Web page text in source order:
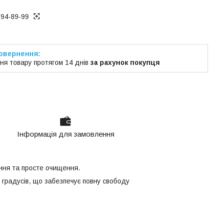
89-99
товару протягом 14 днів за рахунок покупця
Інформація для замовлення
та просте очищення.
що забезпечує повну свободу